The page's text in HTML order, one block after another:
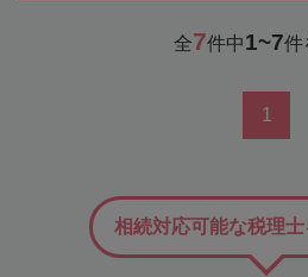
全7件中1~7件
1
相続対応可能な税理